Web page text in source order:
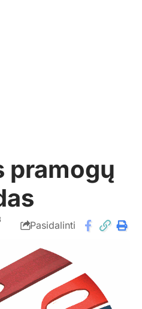
pramogų
Pasidalinti